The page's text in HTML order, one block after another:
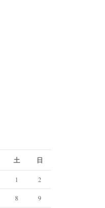
土 日
1 2
8 9